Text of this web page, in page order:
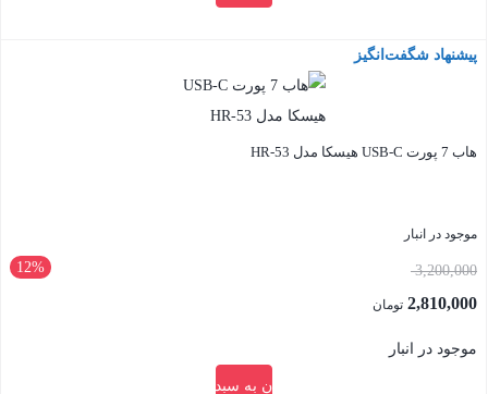
بستن
پیشنهاد شگفت‌انگیز
هاب 7 پورت USB-C هیسکا مدل HR-53
موجود در انبار
12% 3,200,000 قیمت
اصلی:
بود.
2,810,000 تومان
موجود در انبار
افزودن به سبد خرید